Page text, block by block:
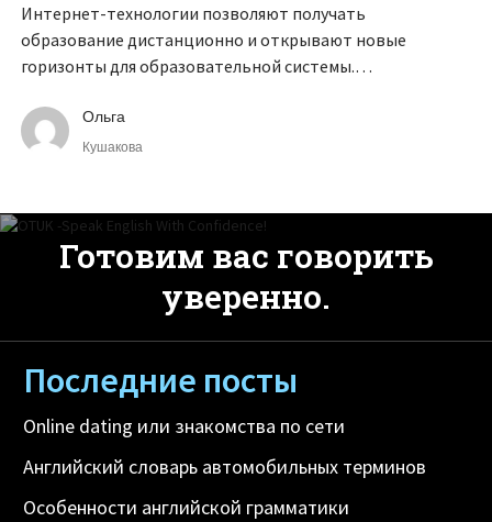
Интернет-технологии позволяют получать
образование дистанционно и открывают новые
горизонты для образовательной системы.
одном помещении и даже в одном городе.
Ольга
Кушакова
Готовим вас говорить
уверенно.
Последние посты
Online dating или знакомства по сети
Английский словарь автомобильных терминов
Особенности английской грамматики